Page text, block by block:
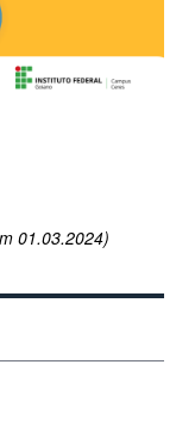
01.03.2024)